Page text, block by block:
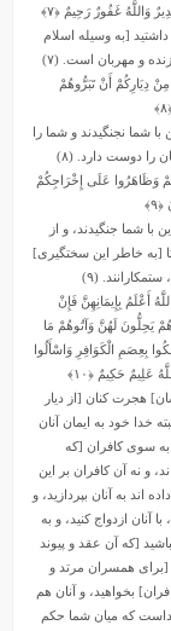
وَاللَّهُ غَفُورٌ رَحِیمٌ ﴿۷﴾
[به وسیله اسلام
و مهربان است. (۷)
دِیَارِکُمْ أَنْ تَبَرُّوهُمْ
شما نجنگیدند و شما را
را دوست دارد. (۸)
وَظَاهَرُوا عَلَى إِخْرَاجِکُمْ
﴿۹﴾
شما جنگیدند، و از
تا [به خاطر این سختگیری]
(۹)
أَعْلَمُ بِإِیمَانِهِنَّ فَإِنْ
یَحِلُّونَ لَهُنَّ وَآتُوهُمْ مَا
بِعِصَمِ الْکَوَافِرِ وَاسْأَلُوا
عَلِیمٌ حَکِیمٌ﴿۱۰﴾
هجرت کنان [از دیار
خدا خود به ایمان آنان
به سوی کافران [که
و نه آن کافران بر این
اند به آنان بپردازید، و
آنان ازدواج کنید، و به
[که آن عقد و پیوند
همسران مرتد و
بخواهید، و آنان هم
که میان شما حکم